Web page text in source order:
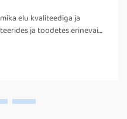
elu kvaliteediga ja
ja toodetes erinevaid